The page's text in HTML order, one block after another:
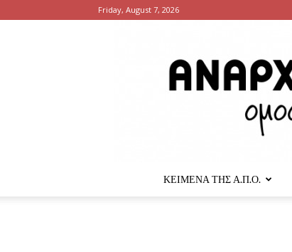
Friday, August 7, 2026
ΚΕΙΜΕΝΑ ΤΗΣ Α.Π.Ο.